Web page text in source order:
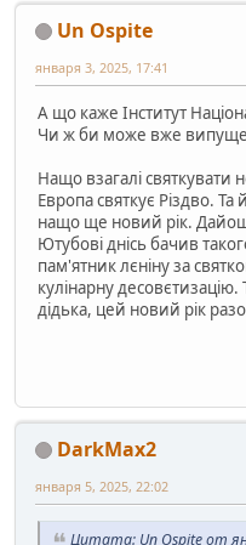
Un Ospite
января 3, 2025, 17:41
А що каже Інститут
Чи ж би може вже
Нащо взагалі святкувати
Европа святкує Різдво.
нащо ще новий рік. Дайош
Ютубові днісь бачив
пам'ятник лєніну за
кулінарну
дідька, цей новий рік
DarkMax2
января 5, 2025, 22:02
Цитата: Un Ospite от